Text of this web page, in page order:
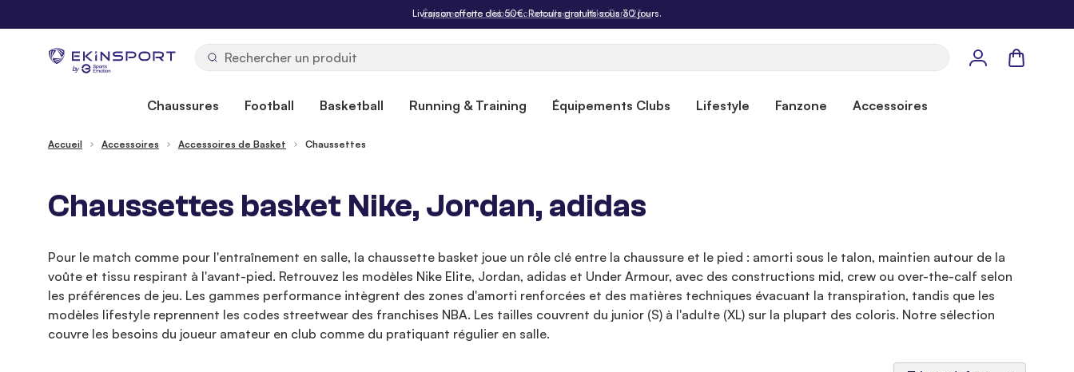
Livraison offerte dès 50€. Retours gratuits sous 30 jours.
by
Panier
Chaussures Football Basketball Running & Training Équipements Clubs Lifestyle Fanzone Accessoires
Accueil Accessoires Accessoires de Basket Chaussettes
Chaussettes basket Nike, Jordan, adidas
Pour le match comme pour l'entraînement en salle, la chaussette basket joue un rôle clé entre la chaussure et le pied : amorti sous le talon, maintien autour de la
voûte et tissu respirant à l'avant-pied. Retrouvez les modèles Nike Elite, Jordan, adidas et Under Armour, avec des constructions mid, crew ou over-the-calf selon
les préférences de jeu. Les gammes performance intègrent des zones d'amorti renforcées et des matières techniques évacuant la transpiration, tandis que les
modèles lifestyle reprennent les codes streetwear des franchises NBA. Les tailles couvrent du junior (S) à l'adulte (XL) sur la plupart des coloris. Notre sélection
couvre les besoins du joueur amateur en club comme du pratiquant régulier en salle.